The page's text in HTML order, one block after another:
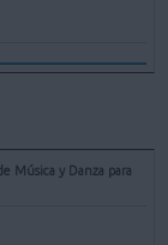
Música y Danza para